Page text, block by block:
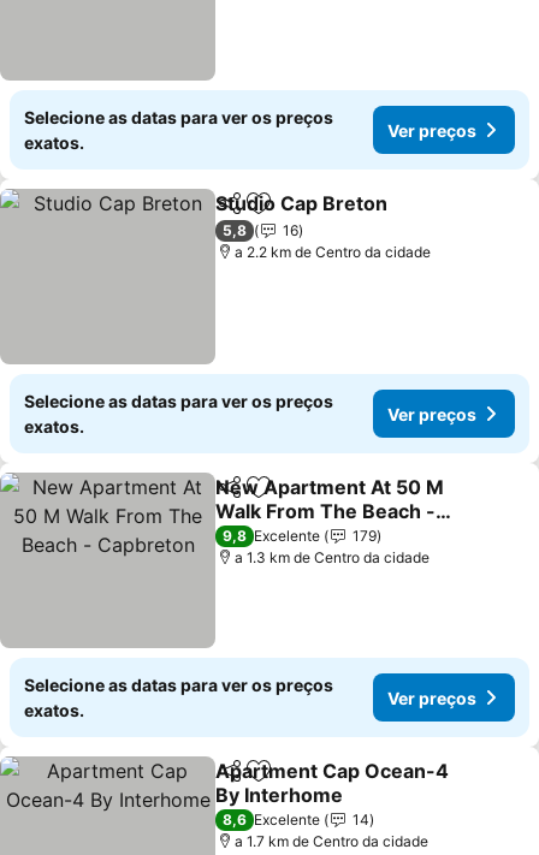
Selecione as datas para ver os preços
exatos.
Ver preços
PartilharAdicionar aos favoritos
Studio Cap Breton
5,8
16
a 2.2 km de Centro da cidade
Selecione as datas para ver os preços
exatos.
Ver preços
PartilharAdicionar aos favoritos
New Apartment At 50 M
Walk From The Beach -
Capbreton
Ver preços
9,8 Excelente
179
a 1.3 km de Centro da cidade
Selecione as datas para ver os preços
exatos.
Ver preços
PartilharAdicionar aos favoritos
Apartment Cap Ocean-4
By Interhome
Ver preços
8,6 Excelente
14
a 1.7 km de Centro da cidade